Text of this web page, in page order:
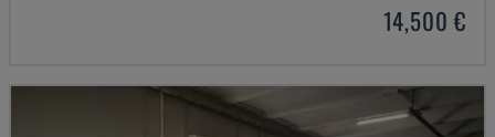
14,500 €